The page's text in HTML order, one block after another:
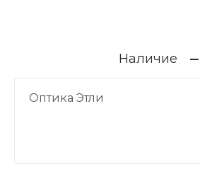
Наличие
Оптика Этли